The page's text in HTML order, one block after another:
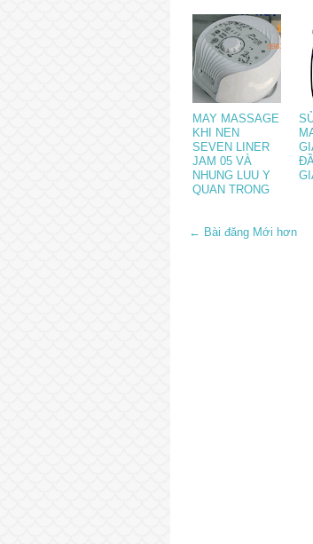
MAY MASSAGE
KHI NEN
SEVEN LINER
JAM 05 VÀ
NHUNG LUU Y
QUAN TRONG
← Bài đăng Mới hơn